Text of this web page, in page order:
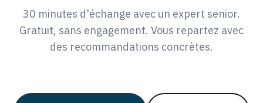
30 minutes d'échange avec un expert senior.
Gratuit, sans engagement. Vous repartez avec
des recommandations concrètes.